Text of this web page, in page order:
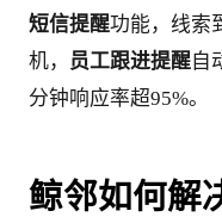
短信提醒功能，线索
机，
员工跟进提醒自
分钟响应率超95%。
鲸邻如何解